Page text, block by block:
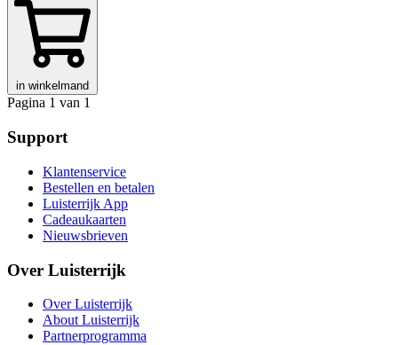
in winkelmand
Pagina 1 van 1
Support
Klantenservice
Bestellen en betalen
Luisterrijk App
Cadeaukaarten
Nieuwsbrieven
Over Luisterrijk
Over Luisterrijk
About Luisterrijk
Partnerprogramma